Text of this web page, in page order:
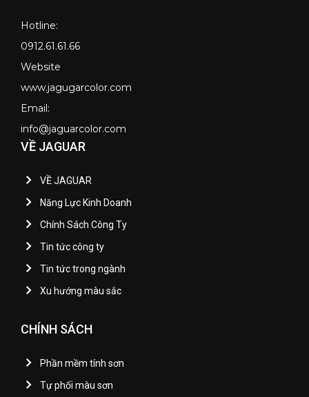
Hotline:
0912.61.61.66
Website
www.jagugarcolor.com
Email:
info@jaguarcolor.com
VỀ JAGUAR
VỀ JAGUAR
Năng Lực Kinh Doanh
Chính Sách Công Ty
Tin tức công ty
Tin tức trong ngành
Xu hướng màu sắc
CHÍNH SÁCH
Phần mềm tính sơn
Tự phối màu sơn